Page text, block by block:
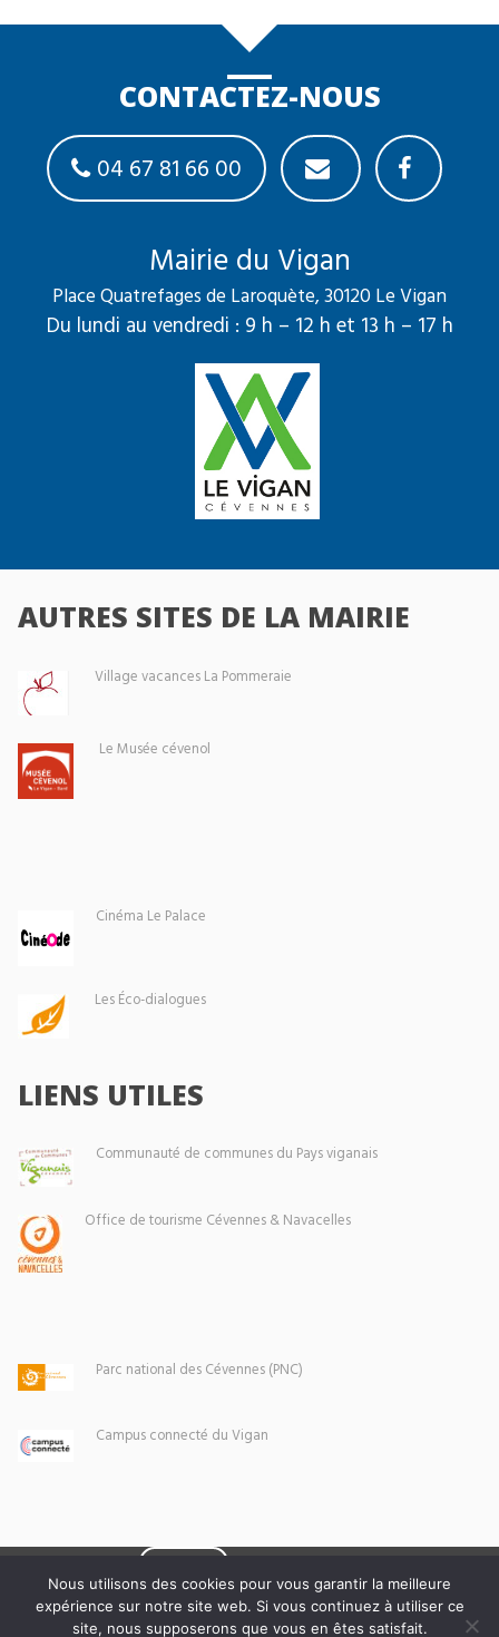
CONTACTEZ-NOUS
04 67 81 66 00
Mairie du Vigan
Place Quatrefages de Laroquète, 30120 Le Vigan
Du lundi au vendredi : 9 h – 12 h et 13 h – 17 h
AUTRES SITES DE LA MAIRIE
Village vacances La Pommeraie
Le Musée cévenol
Cinéma Le Palace
Les Éco-dialogues
LIENS UTILES
Communauté de communes du Pays viganais
Office de tourisme Cévennes & Navacelles
Parc national des Cévennes (PNC)
Campus connecté du Vigan
Mentions légales
Nous utilisons des cookies pour vous garantir la meilleure
expérience sur notre site web. Si vous continuez à utiliser ce
site, nous supposerons que vous en êtes satisfait.